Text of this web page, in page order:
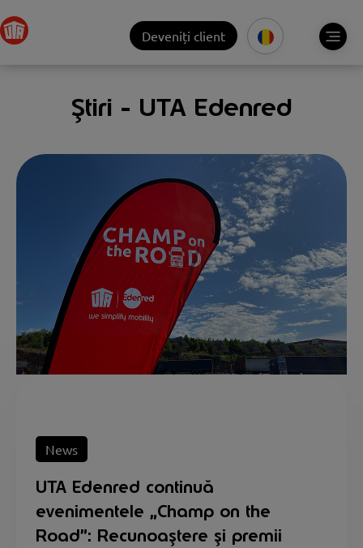
Deveniți client
Știri - UTA Edenred
News
UTA Edenred continuă
evenimentele „Champ on the
Road”: Recunoaștere și premii